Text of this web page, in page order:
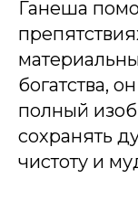
Ганеша
богатства,
полный
сохранять
чистоту и